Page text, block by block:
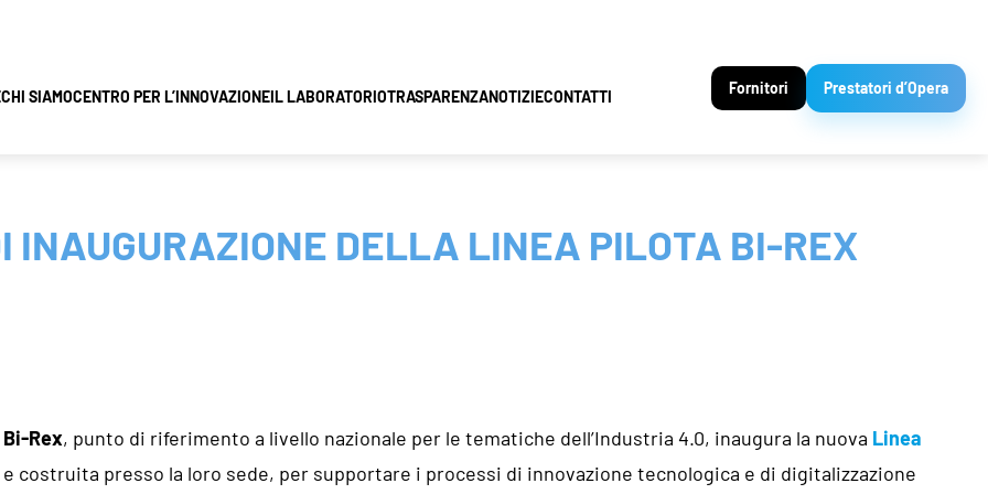
CHI SIAMOCENTRO PER L’INNOVAZIONEIL LABORATORIOTRASPARENZANOTIZIECONTATTI Fornitori Prestatori d’Opera
DELLA LINEA PILOTA BI-REX
Rex, punto di riferimento a livello nazionale per le tematiche dell’Industria 4.0, inaugura la nuova Linea
costruita presso la loro sede, per supportare i processi di innovazione tecnologica e di digitalizzazione